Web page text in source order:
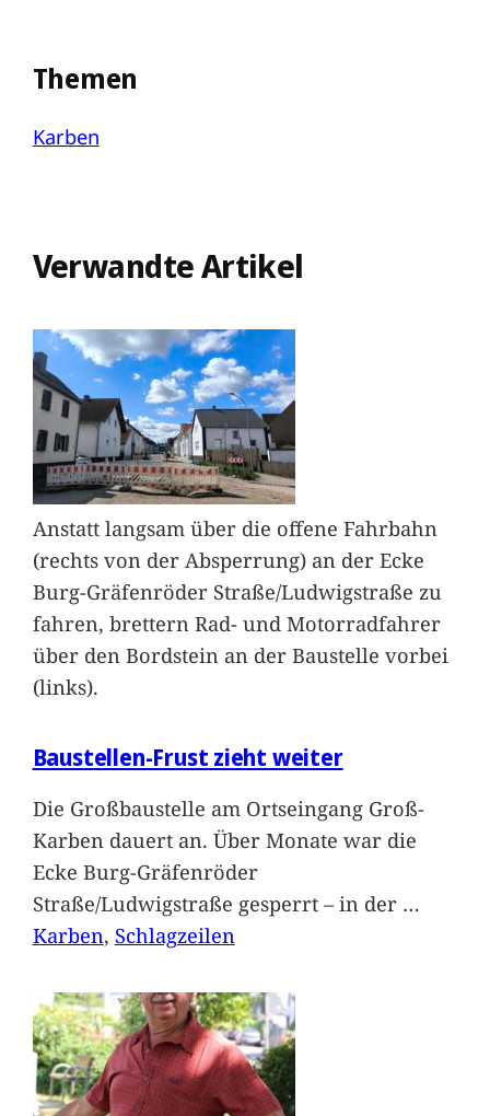
Themen
Karben
Verwandte Artikel
Anstatt langsam über die offene Fahrbahn
(rechts von der Absperrung) an der Ecke
Burg-Gräfenröder Straße/Ludwigstraße zu
fahren, brettern Rad- und Motorradfahrer
über den Bordstein an der Baustelle vorbei
(links).
Baustellen-Frust zieht weiter
Die Großbaustelle am Ortseingang Groß-
Karben dauert an. Über Monate war die
Ecke Burg-Gräfenröder
Straße/Ludwigstraße gesperrt – in der …
Karben, Schlagzeilen